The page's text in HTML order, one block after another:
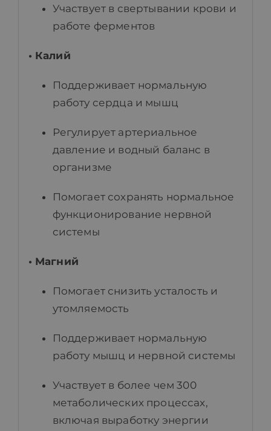
Участвует в свертывании крови и
работе ферментов
• Калий
Поддерживает нормальную
работу сердца и мышц
Регулирует артериальное
давление и водный баланс в
организме
Помогает сохранять нормальное
функционирование нервной
системы
• Магний
Помогает снизить усталость и
утомляемость
Поддерживает нормальную
работу мышц и нервной системы
Участвует в более чем 300
метаболических процессах,
включая выработку энергии